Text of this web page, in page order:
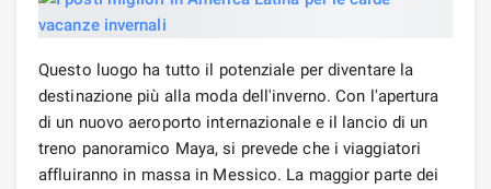
Questo luogo ha tutto il potenziale per diventare la
destinazione più alla moda dell'inverno. Con l'apertura
di un nuovo aeroporto internazionale e il lancio di un
treno panoramico Maya, si prevede che i viaggiatori
affluiranno in massa in Messico. La maggior parte dei